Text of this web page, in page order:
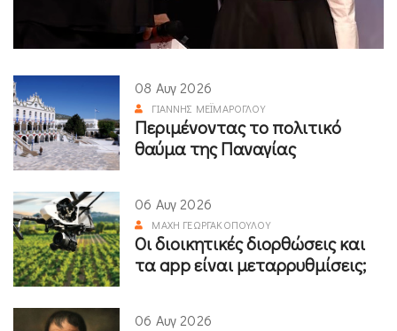
08 Αυγ 2026
ΓΙΆΝΝΗΣ ΜΕΪΜΆΡΟΓΛΟΥ
Περιμένοντας το πολιτικό
θαύμα της Παναγίας
06 Αυγ 2026
ΜΆΧΗ ΓΕΩΡΓΑΚΟΠΟΎΛΟΥ
Οι διοικητικές διορθώσεις και
τα app είναι μεταρρυθμίσεις;
06 Αυγ 2026